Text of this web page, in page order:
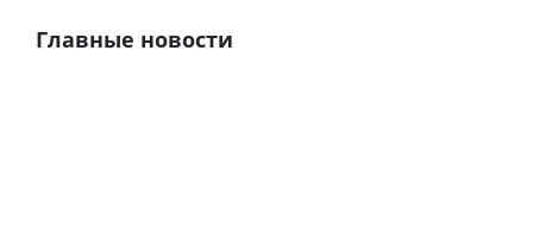
Главные новости